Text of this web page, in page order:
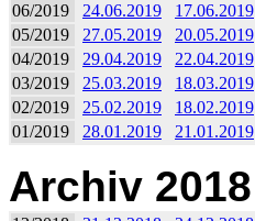
06/2019
24.06.2019 17.06.2019
05/2019
27.05.2019 20.05.2019
04/2019
29.04.2019 22.04.2019
03/2019
25.03.2019 18.03.2019
02/2019
25.02.2019 18.02.2019
01/2019
28.01.2019 21.01.2019
Archiv 2018